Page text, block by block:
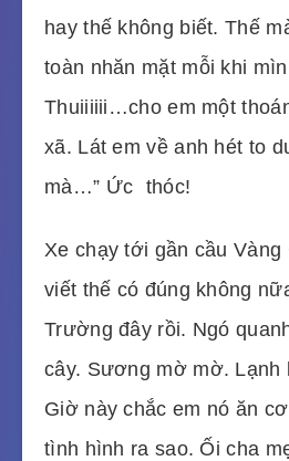
hay thế không biết. Thế
toàn nhăn mặt mỗi khi
Thuiiiiii…cho em một
xã. Lát em về anh hét to
mà…” Ức  thóc!
Xe chạy tới gần cầu Vàng
viết thế có đúng không
Trường đây rồi. Ngó
cây. Sương mờ mờ. Lạnh
Giờ này chắc em nó ăn
tình hình ra sao. Ối cha